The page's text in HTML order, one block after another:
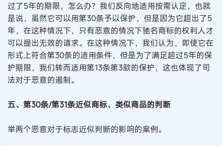
过了5年的期限，怎么办？我们反向地适用按需认定，也就
是说，虽然它可以用第30条予以保护，但是因为它超出了5
年，在这种情况下，只有恶意的情况下驰名商标的权利人才
可以提出无效的请求。在这种情况下，我们认为，即使它在
形式上符合第30条的适用条件，但是为了满足超过5年的保
护期限，我们转而适用第13条第3款的保护，这也体现了司
法对于恶意的遏制。
五、第30条/第31条近似商标、类似商品的判断
举两个恶意对于标志近似判断的影响的案例。